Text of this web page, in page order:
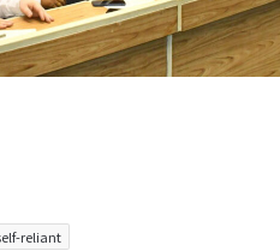
reliant
टीएसयू का
विद्यार्थियों ने